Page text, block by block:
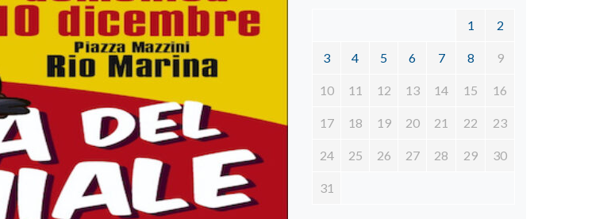
1 2
3 4 5 6 7 8 9
10 11 12 13 14 15 16
17 18 19 20 21 22 23
24 25 26 27 28 29 30
31